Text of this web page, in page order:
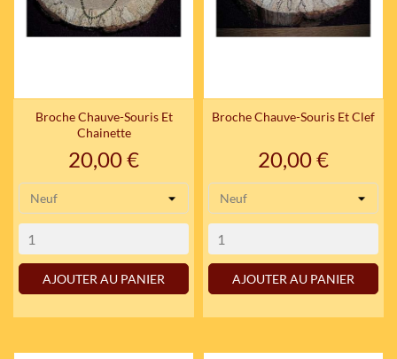
Broche Chauve-Souris Et
Chainette
Prix
20,00 €
AJOUTER AU PANIER
Broche Chauve-Souris Et Clef
Prix
20,00 €
AJOUTER AU PANIER